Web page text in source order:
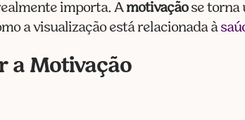
importa. A motivaçãose torna
a visualização está relacionada à
a Motivação